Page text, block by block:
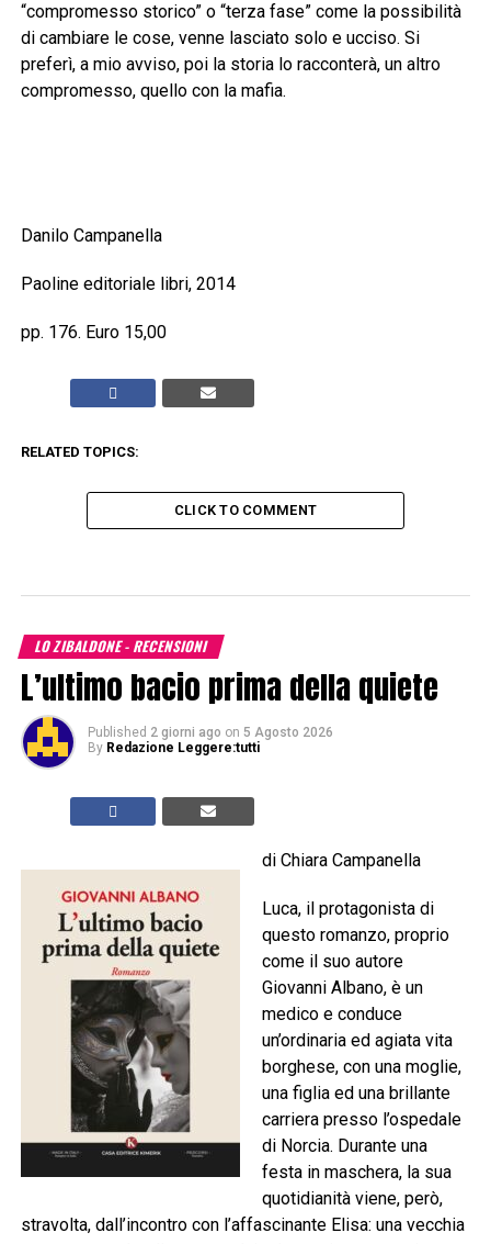
“compromesso storico” o “terza fase” come la possibilità
di cambiare le cose, venne lasciato solo e ucciso. Si
preferì, a mio avviso, poi la storia lo racconterà, un altro
compromesso, quello con la mafia.
Danilo Campanella
Paoline editoriale libri, 2014
pp. 176. Euro 15,00
RELATED TOPICS:
CLICK TO COMMENT
LO ZIBALDONE - RECENSIONI
L’ultimo bacio prima della quiete
Published 2 giorni ago on 5 Agosto 2026
By Redazione Leggere:tutti
di Chiara Campanella
Luca, il protagonista di
questo romanzo, proprio
come il suo autore
Giovanni Albano, è un
medico e conduce
un’ordinaria ed agiata vita
borghese, con una moglie,
una figlia ed una brillante
carriera presso l’ospedale
di Norcia. Durante una
festa in maschera, la sua
quotidianità viene, però,
stravolta, dall’incontro con l’affascinante Elisa: una vecchia